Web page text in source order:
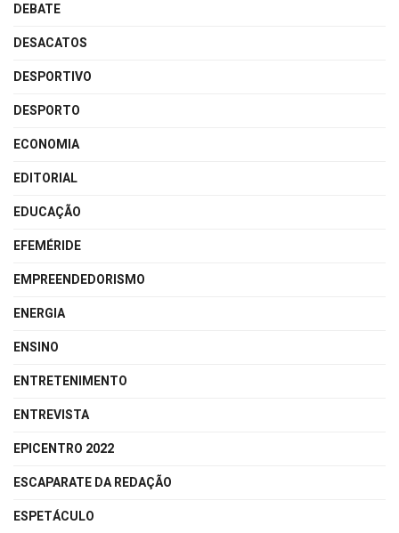
DEBATE
DESACATOS
DESPORTIVO
DESPORTO
ECONOMIA
EDITORIAL
EDUCAÇÃO
EFEMÉRIDE
EMPREENDEDORISMO
ENERGIA
ENSINO
ENTRETENIMENTO
ENTREVISTA
EPICENTRO 2022
ESCAPARATE DA REDAÇÃO
ESPETÁCULO